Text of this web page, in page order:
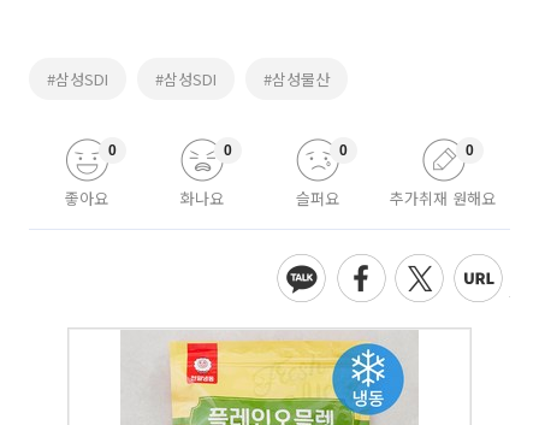
#삼성SDI #삼성SDI #삼성물산
좋아요
0
화나요
0
슬퍼요
0
추가취재 원해요
0